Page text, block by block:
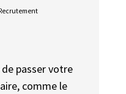
passer votre
comme le